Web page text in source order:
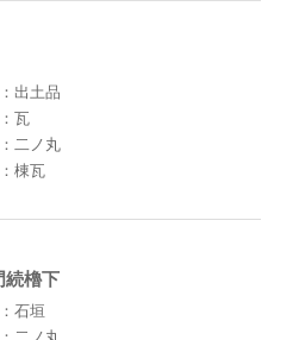
出土品
瓦
二ノ丸
棟瓦
続櫓下
石垣
二ノ丸